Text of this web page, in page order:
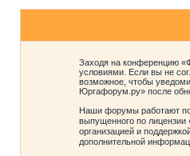
Заходя на конференцию
условиями. Если вы не
возможное, чтобы
Юргафорум.ру» после
Наши форумы работают
выпущенного по лицензии
организацией и
дополнительной